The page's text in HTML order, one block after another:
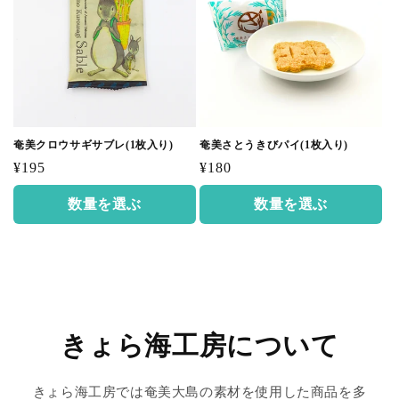
奄美クロウサギサブレ(1枚入り)
通
常
格
¥195
数量を選ぶ
奄美さとうきびパイ(1枚入り)
通
常
格
¥180
数量を選ぶ
きょら海工房について
きょら海工房では奄美大島の素材を使用した商品を多